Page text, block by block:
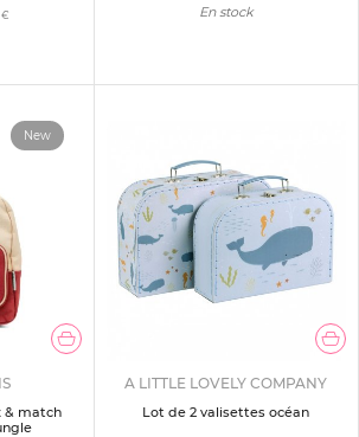
€ En stock
New
& match
A LITTLE LOVELY COMPANY
Lot de 2 valisettes océan